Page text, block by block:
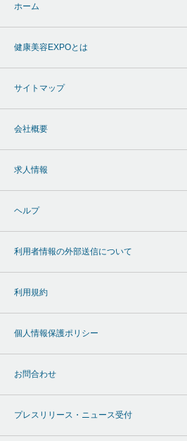
ホーム
健康美容EXPOとは
サイトマップ
会社概要
求人情報
ヘルプ
利用者情報の外部送信について
利用規約
個人情報保護ポリシー
お問合わせ
プレスリリース・ニュース受付